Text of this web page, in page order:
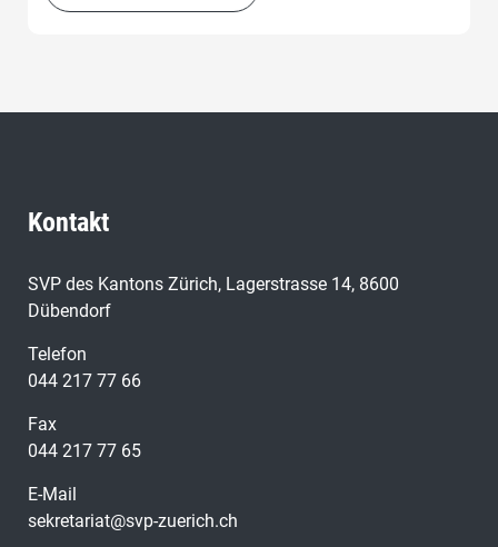
Kontakt
SVP des Kantons Zürich, Lagerstrasse 14, 8600
Dübendorf
Telefon
044 217 77 66
Fax
044 217 77 65
E-Mail
sekretariat@svp-zuerich.ch